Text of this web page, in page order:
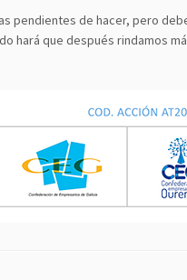
pendientes de hacer, pero
hará que después rindamos